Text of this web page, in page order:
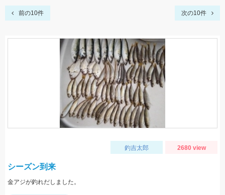
前の10件 次の10件
釣吉太郎 2680 view
シーズン到来
金アジが釣れだしました。